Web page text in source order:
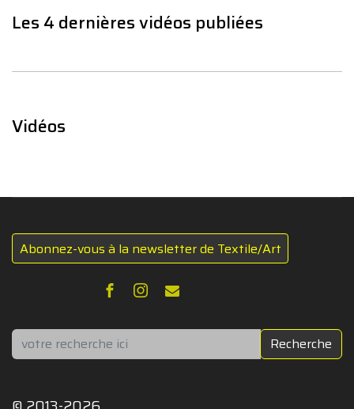
Les 4 dernières vidéos publiées
Vidéos
Abonnez-vous à la newsletter de Textile/Art
Rechercher Recherche